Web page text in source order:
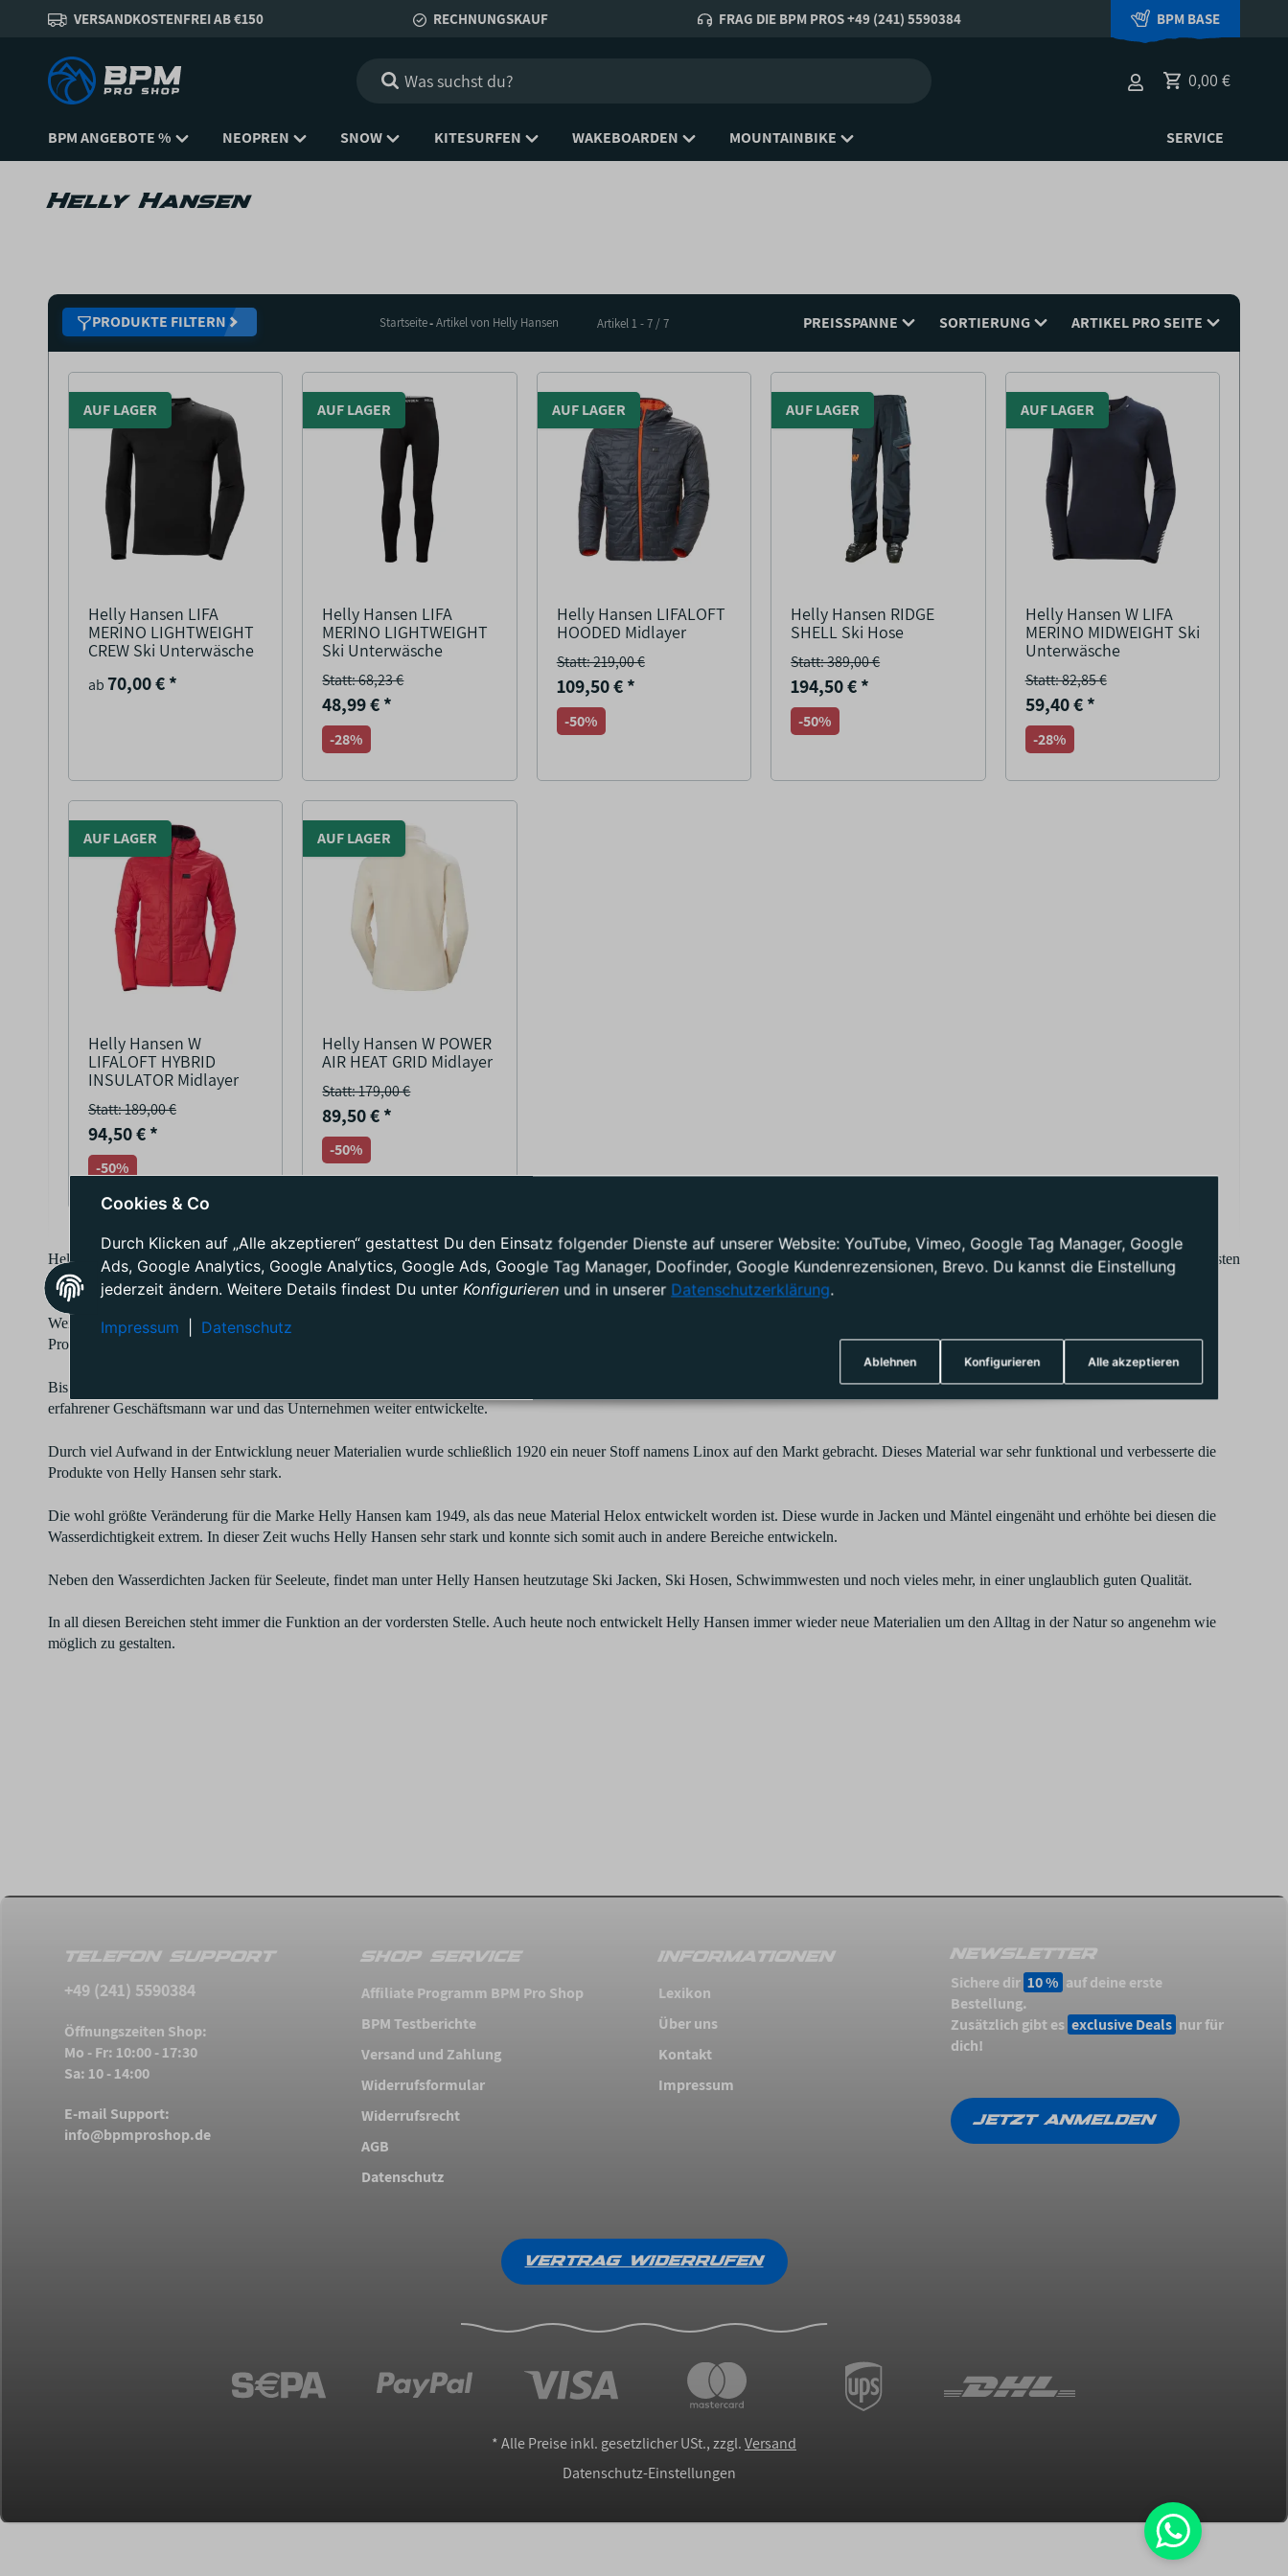
VERSANDKOSTENFREI AB €150 RECHNUNGSKAUF FRAG DIE BPM PROS +49 (241) 5590384 BPM BASE
0,00 €
BPM ANGEBOTE % NEOPREN SNOW KITESURFEN WAKEBOARDEN MOUNTAINBIKE SERVICE
Helly Hansen
PRODUKTE FILTERN Startseite Artikel von Helly Hansen Artikel 1 - 7 / 7 SORTIERUNG ARTIKEL PRO SEITE
PREISSPANNE
AUF LAGER
Helly Hansen LIFA
MERINO LIGHTWEIGHT
CREW Ski Unterwäsche
ab70,00 €*
AUF LAGER
Helly Hansen LIFA
MERINO LIGHTWEIGHT
Ski Unterwäsche
Statt: 68,23 €
48,99 €*
-28%
AUF LAGER
Helly Hansen LIFALOFT
HOODED Midlayer
Statt: 219,00 €
109,50 €*
-50%
AUF LAGER
Helly Hansen RIDGE
SHELL Ski Hose
Statt: 389,00 €
194,50 €*
-50%
AUF LAGER
Helly Hansen W LIFA
MERINO MIDWEIGHT Ski
Unterwäsche
Statt: 82,85 €
59,40 €*
-28%
AUF LAGER
Helly Hansen W
LIFALOFT HYBRID
INSULATOR Midlayer
Statt: 189,00 €
94,50 €*
-50%
AUF LAGER
Helly Hansen W POWER
AIR HEAT GRID Midlayer
Statt: 179,00 €
89,50 €*
-50%
Helly Hansen wurde 1877 von Helly Juell Hansen und seiner Frau Maren gegründet. Anfangs begonnen sie mit der Herstellung von Ölskin Jacken für Arbeiter. Das Unternehmen hatte in den ersten
Jahren durchaus großen Erfolg und verkaufte bereits in den ersten 5 Jahren über 10 Tausend Jacken.
Weiteres Wachstum konnte die Marke Helly Hansen durch das Exzellenzdiplom, welches Ihnen auf der Pariser Expo verliehen wurde, erlangen. Durch dieses konnten sie mit dem Export ihrer
Produkte in andere Länder gewinnen. Auch dort konnte Helly Hansen, durch ihre Qualität und Funktionalität, schnell eine große Nachfrage generieren.
Bis zu seinem Tod im Jahre 1914 steuerte Helly Juell Hansen das Unternehmen selber. Ab 1914 überging die Leitung des Unternehmen schließlich an seinen Sohn Helly Hansen, welcher ein
erfahrener Geschäftsmann war und das Unternehmen weiter entwickelte.
Durch viel Aufwand in der Entwicklung neuer Materialien wurde schließlich 1920 ein neuer Stoff namens Linox auf den Markt gebracht. Dieses Material war sehr funktional und verbesserte die
Produkte von Helly Hansen sehr stark.
Die wohl größte Veränderung für die Marke Helly Hansen kam 1949, als das neue Material Helox entwickelt worden ist. Diese wurde in Jacken und Mäntel eingenäht und erhöhte bei diesen die
Wasserdichtigkeit extrem. In dieser Zeit wuchs Helly Hansen sehr stark und konnte sich somit auch in andere Bereiche entwickeln.
Neben den Wasserdichten Jacken für Seeleute, findet man unter Helly Hansen heutzutage Ski Jacken, Ski Hosen, Schwimmwesten und noch vieles mehr, in einer unglaublich guten Qualität.
In all diesen Bereichen steht immer die Funktion an der vordersten Stelle. Auch heute noch entwickelt Helly Hansen immer wieder neue Materialien um den Alltag in der Natur so angenehm wie
möglich zu gestalten.
TELEFON SUPPORT
+49 (241) 5590384
Öffnungszeiten Shop:
Mo - Fr: 10:00 - 17:30
Sa: 10 - 14:00
E-mail Support:
info@bpmproshop.de
SHOP SERVICE
Affiliate Programm BPM Pro Shop
BPM Testberichte
Versand und Zahlung
Widerrufsformular
Widerrufsrecht
AGB
Datenschutz
INFORMATIONEN
Lexikon
Über uns
Kontakt
Impressum
NEWSLETTER
Sichere dir 10 % auf deine erste
Bestellung.
Zusätzlich gibt es exclusive Deals nur für
dich!
JETZT ANMELDEN
VERTRAG WIDERRUFEN
*Alle Preise inkl. gesetzlicher USt., zzgl.Versand
Datenschutz-Einstellungen
Cookies & Co
Durch Klicken auf „Alle akzeptieren“ gestattest Du den Einsatz folgender Dienste auf unserer Website: YouTube, Vimeo, Google Tag Manager, Google
Ads, Google Analytics, Google Analytics, Google Ads, Google Tag Manager, Doofinder, Google Kundenrezensionen, Brevo. Du kannst die Einstellung
jederzeit ändern. Weitere Details findest Du unter Konfigurieren und in unserer Datenschutzerklärung.
Impressum
Datenschutz
Alle akzeptieren
Konfigurieren
Ablehnen